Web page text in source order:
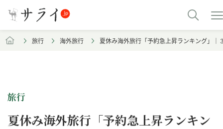
旅行 海外旅行 夏休み海外旅行「予約急上昇ランキング」｜
旅行
夏休み海外旅行「予約急上昇ランキン